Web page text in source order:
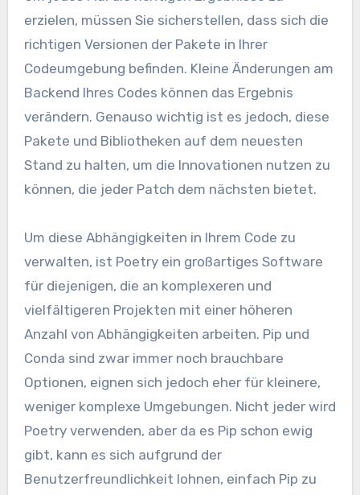
erzielen, müssen Sie sicherstellen, dass sich die
richtigen Versionen der Pakete in Ihrer
Codeumgebung befinden. Kleine Änderungen am
Backend Ihres Codes können das Ergebnis
verändern. Genauso wichtig ist es jedoch, diese
Pakete und Bibliotheken auf dem neuesten
Stand zu halten, um die Innovationen nutzen zu
können, die jeder Patch dem nächsten bietet.
Um diese Abhängigkeiten in Ihrem Code zu
verwalten, ist Poetry ein großartiges Software
für diejenigen, die an komplexeren und
vielfältigeren Projekten mit einer höheren
Anzahl von Abhängigkeiten arbeiten. Pip und
Conda sind zwar immer noch brauchbare
Optionen, eignen sich jedoch eher für kleinere,
weniger komplexe Umgebungen. Nicht jeder wird
Poetry verwenden, aber da es Pip schon ewig
gibt, kann es sich aufgrund der
Benutzerfreundlichkeit lohnen, einfach Pip zu